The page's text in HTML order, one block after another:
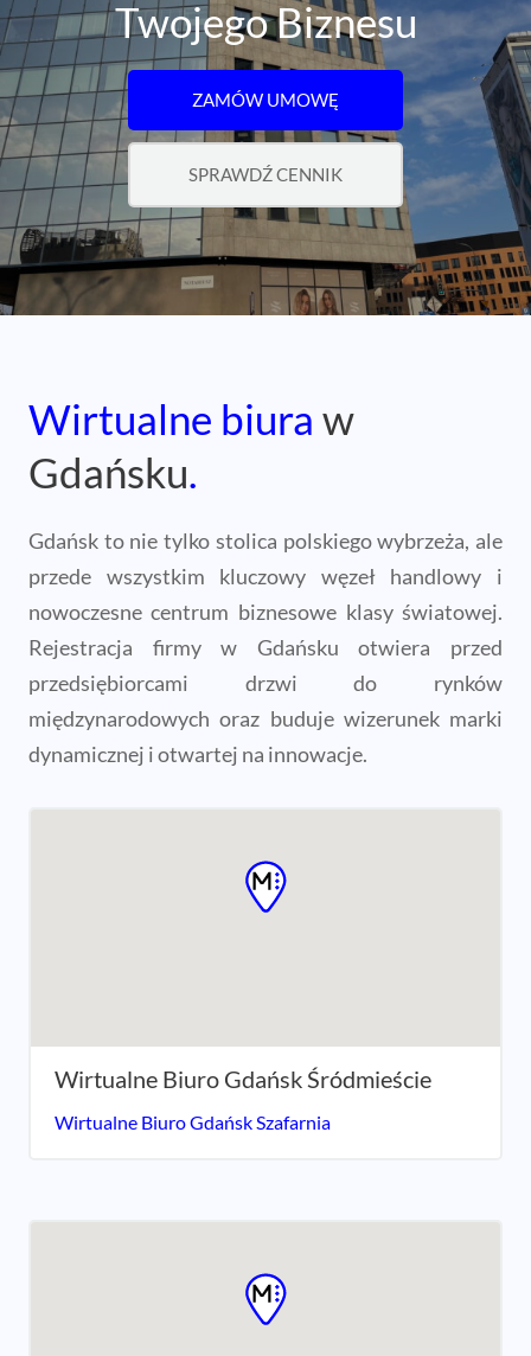
Twojego Biznesu
ZAMÓW UMOWĘ
SPRAWDŹ CENNIK
Wirtualne biura w
Gdańsku.
Gdańsk to nie tylko stolica polskiego wybrzeża, ale
przede wszystkim kluczowy węzeł handlowy i
nowoczesne centrum biznesowe klasy światowej.
Rejestracja firmy w Gdańsku otwiera przed
przedsiębiorcami drzwi do rynków
międzynarodowych oraz buduje wizerunek marki
dynamicznej i otwartej na innowacje.
Wirtualne Biuro Gdańsk Śródmieście
Wirtualne Biuro Gdańsk Szafarnia